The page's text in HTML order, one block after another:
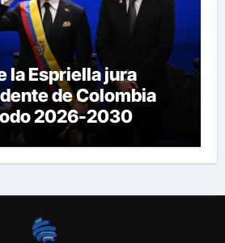
la Espriella jura
de Colombia
2026-2030